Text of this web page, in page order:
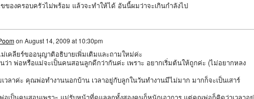
ของครอบครัวไม่พร้อม แล้วจะทำให้ได้ อันนี้ผมว่าจะเกินกำลังไป
on August 14, 2009 at 10:30pm
เคลียร์ขออนุญาติอธิบายเพิ่มเติมและถามใหม่ค่ะ
ว่า พ่อหรือแม่จะเป็นคนสอนลูกดีกว่ากันค่ะ เพราะ อยากเริ่มต้นให้ถูกค่ะ (ไม่อยากหลง
วลาค่ะ คุณพ่อทำงานนอกบ้าน เวลาอยู่กับลูกในวันทำงานมีไม่มาก มากก็จะเป็นเสาร์